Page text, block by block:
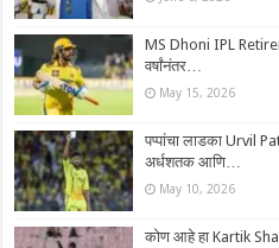
MS Dhoni IPL
वर्षांनंतर…
May 15, 2026
पप्पांचा लाडका Urvil
अर्धशतक आणि…
May 10, 2026
कोण आहे हा Kartik